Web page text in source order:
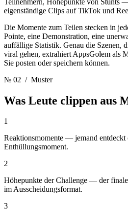
eigenständige Clips auf TikTok und
Die Momente zum Teilen stecken in
Pointe, eine Demonstration, eine
auffällige Statistik. Genau die Szenen,
viral gehen, extrahiert AppsGolem als
Sie posten oder speichern können.
№ 02 / Muster
Was Leute clippen aus
1
Reaktionsmomente — jemand entdeckt
Enthüllungsmoment.
2
Höhepunkte der Challenge — der
im Ausscheidungsformat.
3